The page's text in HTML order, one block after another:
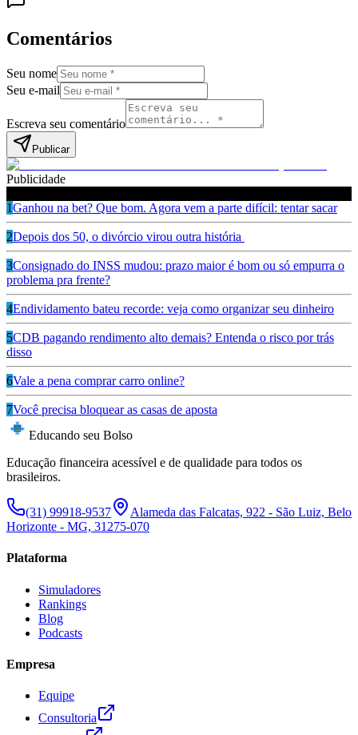
Comentários
Seu nome
Seu e-mail
Escreva seu comentário
Publicar
Publicidade
1Ganhou na bet? Que bom. Agora vem a parte difícil: tentar sacar
2Depois dos 50, o divórcio virou outra história
3Consignado do INSS mudou: prazo maior é bom ou só empurra o
problema pra frente?
4Endividamento bateu recorde: veja como organizar seu dinheiro
5CDB pagando rendimento alto demais? Entenda o risco por trás
disso
6Vale a pena comprar carro online?
7Você precisa bloquear as casas de aposta
Educando seu Bolso
Educação financeira acessível e de qualidade para todos os
brasileiros.
(31) 99918-9537
Alameda das Falcatas, 922 - São Luiz, Belo
Horizonte - MG, 31275-070
Plataforma
Simuladores
Rankings
Blog
Podcasts
Empresa
Equipe
Consultoria